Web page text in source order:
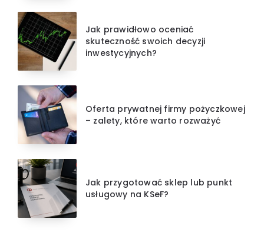
Jak prawidłowo oceniać
skuteczność swoich decyzji
inwestycyjnych?
Oferta prywatnej firmy pożyczkowej
– zalety, które warto rozważyć
Jak przygotować sklep lub punkt
usługowy na KSeF?